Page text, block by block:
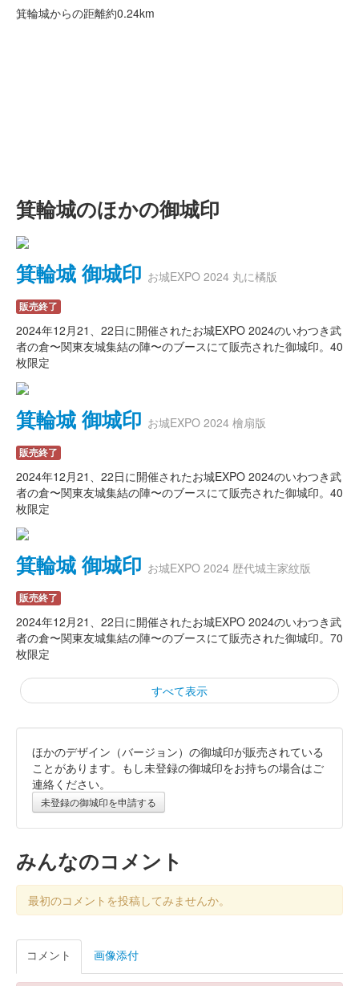
箕輪城からの距離約0.24km
箕輪城のほかの御城印
箕輪城 御城印 お城EXPO 2024 丸に橘版
販売終了
2024年12月21、22日に開催されたお城EXPO 2024のいわつき武
者の倉〜関東友城集結の陣〜のブースにて販売された御城印。40
枚限定
箕輪城 御城印 お城EXPO 2024 檜扇版
販売終了
2024年12月21、22日に開催されたお城EXPO 2024のいわつき武
者の倉〜関東友城集結の陣〜のブースにて販売された御城印。40
枚限定
箕輪城 御城印 お城EXPO 2024 歴代城主家紋版
販売終了
2024年12月21、22日に開催されたお城EXPO 2024のいわつき武
者の倉〜関東友城集結の陣〜のブースにて販売された御城印。70
枚限定
すべて表示
箕輪城 御城印 お城EXPO2024 秋扇出版記念版
販売終了
2024年12月21、22日に開催されたお城EXPO 2024のいわつき武
者の倉〜関東友城集結の陣〜のブースにて販売された御城印。30
箕輪城 登城記念証 越前若狭お城フェス2024版 小
説秋扇記念
ほかのデザイン（バージョン）の御城印が販売されている
ことがあります。もし未登録の御城印をお持ちの場合はご
連絡ください。
未登録の御城印を申請する
みんなのコメント
最初のコメントを投稿してみませんか。
コメント 画像添付